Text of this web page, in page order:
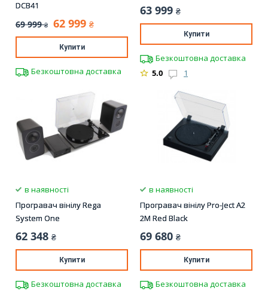
DCB41
69 999 ₴ 62 999 ₴
Купити
Безкоштовна доставка
63 999 ₴
Купити
Безкоштовна доставка
5.0
1
в наявності
Програвач вінілу Rega
System One
62 348 ₴
Купити
Безкоштовна доставка
в наявності
Програвач вінілу Pro-Ject A2
2M Red Black
69 680 ₴
Купити
Безкоштовна доставка